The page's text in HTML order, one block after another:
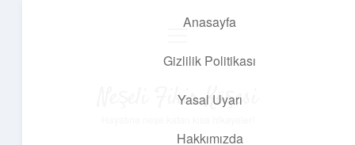
Anasayfa
Gizlilik Politikası
Yasal Uyarı
Hakkımızda
Neşeli Fikir Köşesi